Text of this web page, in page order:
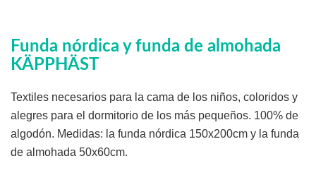
Funda nórdica y funda de almohada
KÄPPHÄST
Textiles necesarios para la cama de los niños, coloridos y
alegres para el dormitorio de los más pequeños. 100% de
algodón. Medidas: la funda nórdica 150x200cm y la funda
de almohada 50x60cm.